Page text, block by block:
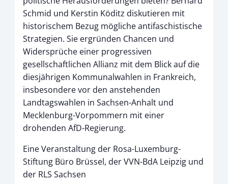
Schmid und Kerstin Köditz diskutieren mit
historischem Bezug mögliche antifaschistische
Strategien. Sie ergründen Chancen und
Widersprüche einer progressiven
gesellschaftlichen Allianz mit dem Blick auf die
diesjährigen Kommunalwahlen in Frankreich,
insbesondere vor den anstehenden
Landtagswahlen in Sachsen-Anhalt und
Mecklenburg-Vorpommern mit einer
drohenden AfD-Regierung.
Eine Veranstaltung der Rosa-Luxemburg-
Stiftung Büro Brüssel, der VVN-BdA Leipzig und
der RLS Sachsen